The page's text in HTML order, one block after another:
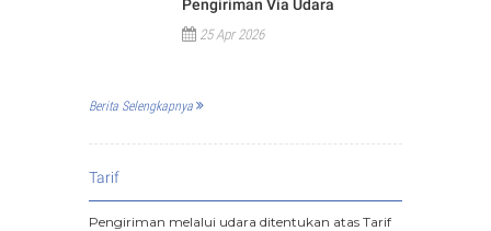
Pengiriman Via Udara
25 Apr 2026
Berita Selengkapnya
Tarif
Pengiriman melalui udara ditentukan atas Tarif